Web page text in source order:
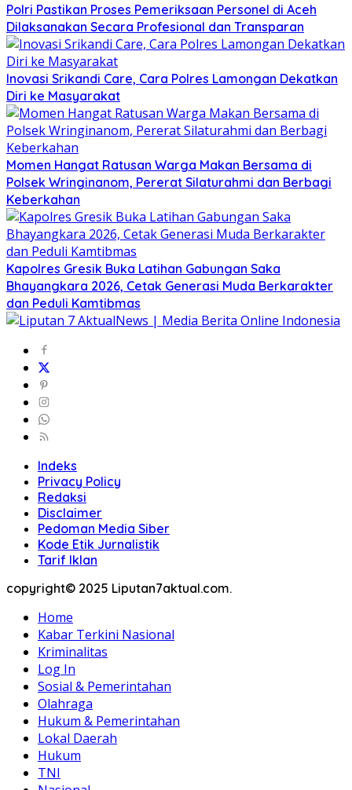
Polri Pastikan Proses Pemeriksaan Personel di Aceh
Dilaksanakan Secara Profesional dan Transparan
Inovasi Srikandi Care, Cara Polres Lamongan Dekatkan
Diri ke Masyarakat
Momen Hangat Ratusan Warga Makan Bersama di
Polsek Wringinanom, Pererat Silaturahmi dan Berbagi
Keberkahan
Kapolres Gresik Buka Latihan Gabungan Saka
Bhayangkara 2026, Cetak Generasi Muda Berkarakter
dan Peduli Kamtibmas
Indeks
Privacy Policy
Redaksi
Disclaimer
Pedoman Media Siber
Kode Etik Jurnalistik
Tarif Iklan
copyright© 2025 Liputan7aktual.com.
Home
Kabar Terkini Nasional
Kriminalitas
Log In
Sosial & Pemerintahan
Olahraga
Hukum & Pemerintahan
Lokal Daerah
Hukum
TNI